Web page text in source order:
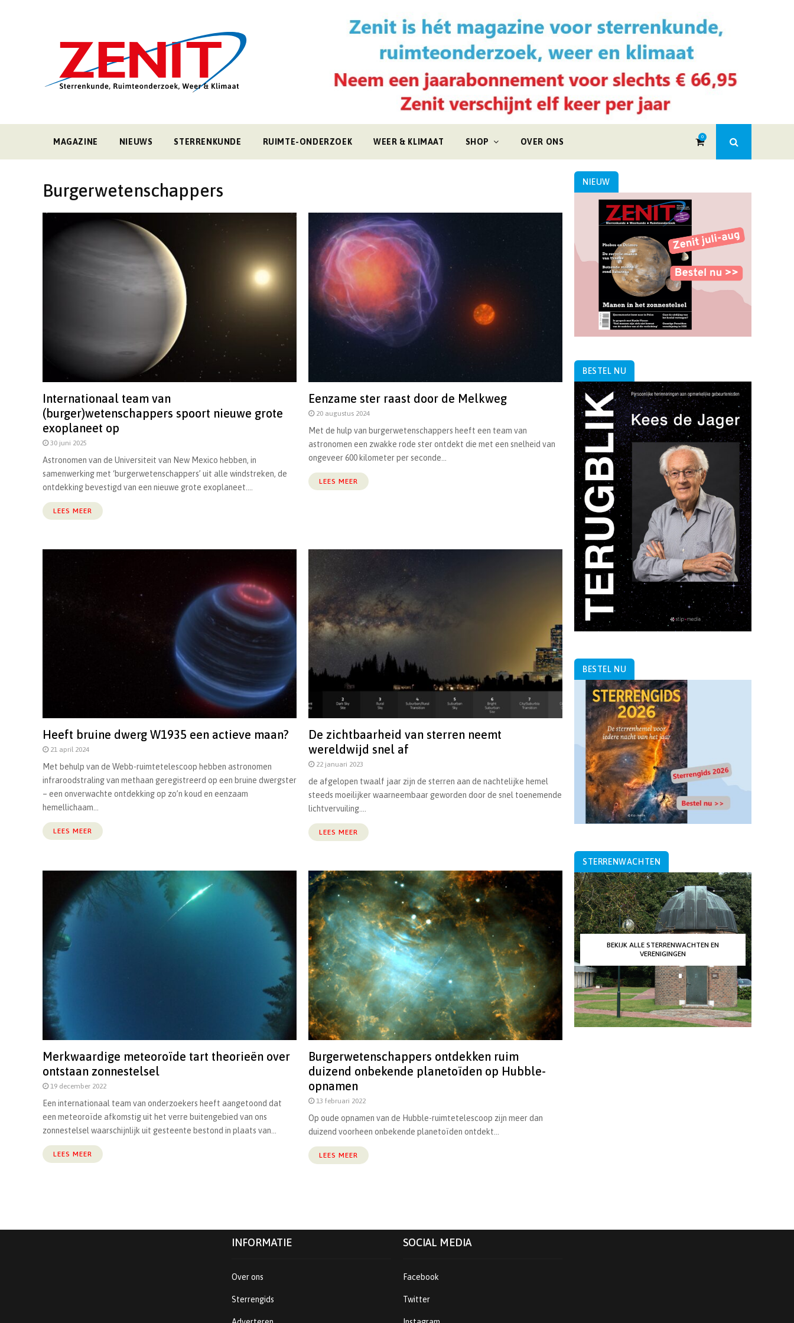
MAGAZINE NIEUWS STERRENKUNDE RUIMTE-ONDERZOEK WEER & KLIMAAT SHOP OVER ONS
0
Burgerwetenschappers
Internationaal team van
(burger)wetenschappers spoort nieuwe grote
exoplaneet op
30 juni 2025
Astronomen van de Universiteit van New Mexico hebben, in
samenwerking met ‘burgerwetenschappers’ uit alle windstreken, de
ontdekking bevestigd van een nieuwe grote exoplaneet....
LEES MEER
Eenzame ster raast door de Melkweg
20 augustus 2024
Met de hulp van burgerwetenschappers heeft een team van
astronomen een zwakke rode ster ontdekt die met een snelheid van
ongeveer 600 kilometer per seconde...
LEES MEER
Heeft bruine dwerg W1935 een actieve maan?
21 april 2024
Met behulp van de Webb-ruimtetelescoop hebben astronomen
infraroodstraling van methaan geregistreerd op een bruine dwergster
– een onverwachte ontdekking op zo’n koud en eenzaam
hemellichaam...
LEES MEER
De zichtbaarheid van sterren neemt
wereldwijd snel af
22 januari 2023
de afgelopen twaalf jaar zijn de sterren aan de nachtelijke hemel
steeds moeilijker waarneembaar geworden door de snel toenemende
lichtvervuiling....
LEES MEER
Merkwaardige meteoroïde tart theorieën over
ontstaan zonnestelsel
19 december 2022
Een internationaal team van onderzoekers heeft aangetoond dat
een meteoroïde afkomstig uit het verre buitengebied van ons
zonnestelsel waarschijnlijk uit gesteente bestond in plaats van...
LEES MEER
Burgerwetenschappers ontdekken ruim
duizend onbekende planetoïden op Hubble-
opnamen
13 februari 2022
Op oude opnamen van de Hubble-ruimtetelescoop zijn meer dan
duizend voorheen onbekende planetoïden ontdekt...
LEES MEER
NIEUW
BESTEL NU
BESTEL NU
STERRENWACHTEN
BEKIJK ALLE STERRENWACHTEN EN
VERENIGINGEN
INFORMATIE
Over ons
Sterrengids
SOCIAL MEDIA
Facebook
Twitter